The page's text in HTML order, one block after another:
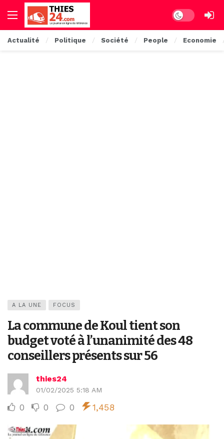
Dark mode
Actualité Politique Société People Economie
A LA UNE FOCUS
La commune de Koul tient son
budget voté à l’unanimité des 48
conseillers présents sur 56
thies24
01/02/2025 5:18 AM
0 0 0 1,458